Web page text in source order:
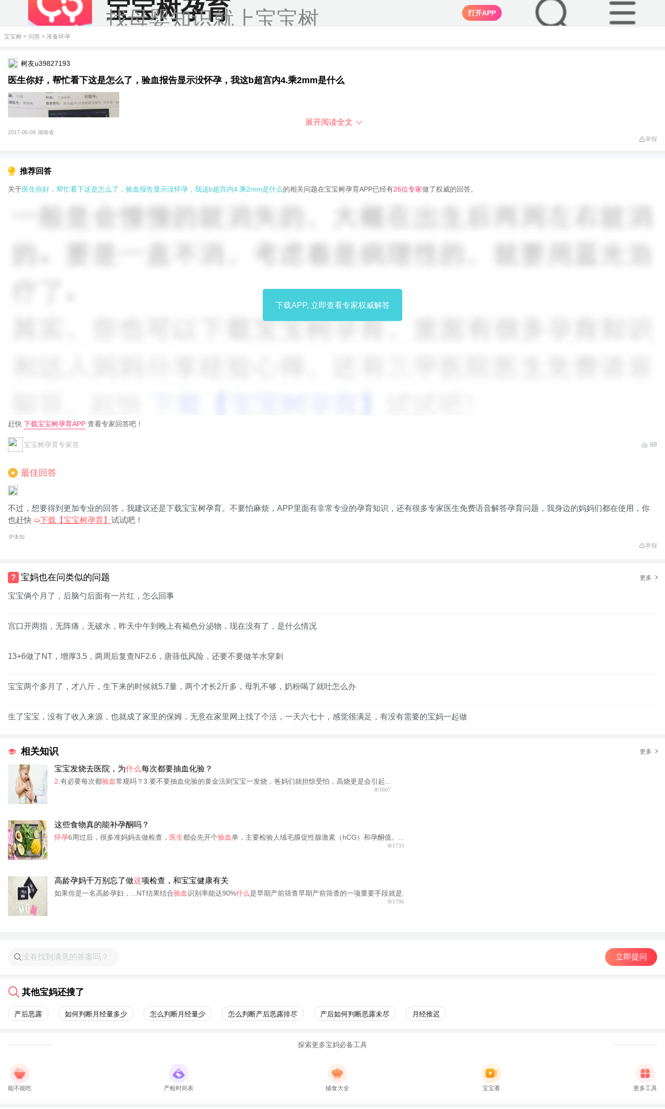
宝宝树孕育
找母婴知识就上宝宝树 打开APP
宝宝树 > 问答 > 准备怀孕
树友u39827193
医生你好，帮忙看下这是怎么了，验血报告显示没怀孕，我这b超宫内4.乘2mm是什么
展开阅读全文
2017-06-09 湖南省
举报
推荐回答
关于医生你好，帮忙看下这是怎么了，验血报告显示没怀孕，我这b超宫内4.乘2mm是什么的相关问题在宝宝树孕育APP已经有26位专家做了权威的回答。
下载APP, 立即查看专家权威解答
赶快 下载宝宝树孕育APP 查看专家回答吧！
宝宝树孕育专家答 68
★ 最佳回答
不过，想要得到更加专业的回答，我建议还是下载宝宝树孕育。不要怕麻烦，APP里面有非常专业的孕育知识，还有很多专家医生免费语音解答孕育问题，我身边的妈妈们都在使用，你
也赶快 ➯下载【宝宝树孕育】 试试吧！
IP未知
举报
宝妈也在问类似的问题 更多
宝宝俩个月了，后脑勺后面有一片红，怎么回事
宫口开两指，无阵痛，无破水，昨天中午到晚上有褐色分泌物，现在没有了，是什么情况
13+6做了NT，增厚3.5，两周后复查NF2.6，唐筛低风险，还要不要做羊水穿刺
宝宝两个多月了，才八斤，生下来的时候就5.7量，两个才长2斤多，母乳不够，奶粉喝了就吐怎么办
生了宝宝，没有了收入来源，也就成了家里的保姆，无意在家里网上找了个活，一天六七十，感觉很满足，有没有需要的宝妈一起做
相关知识 更多
宝宝发烧去医院，为什么每次都要抽血化验？
2 .有必要每次都验血常规吗？3.要不要抽血化验的黄金法则宝宝一发烧，爸妈们就担惊受怕，高烧更是会引起...
1607
这些食物真的能补孕酮吗？
怀孕6周过后，很多准妈妈去做检查， 医生都会先开个验血单，主要检验人绒毛膜促性腺激素（hCG）和孕酮值。...
1733
高龄孕妈千万别忘了做这项检查，和宝宝健康有关
如果你是一名高龄孕妇，...NT结果结合验血识别率能达90%什么是早期产前筛查早期产前筛查的一项重要手段就是.
1706
立即提问
其他宝妈还搜了
产后恶露 如何判断月经量多少 怎么判断月经量少 怎么判断产后恶露排尽 产后如何判断恶露未尽 月经推迟
探索更多宝妈必备工具
能不能吃 产检时间表 辅食大全 宝宝看 更多工具